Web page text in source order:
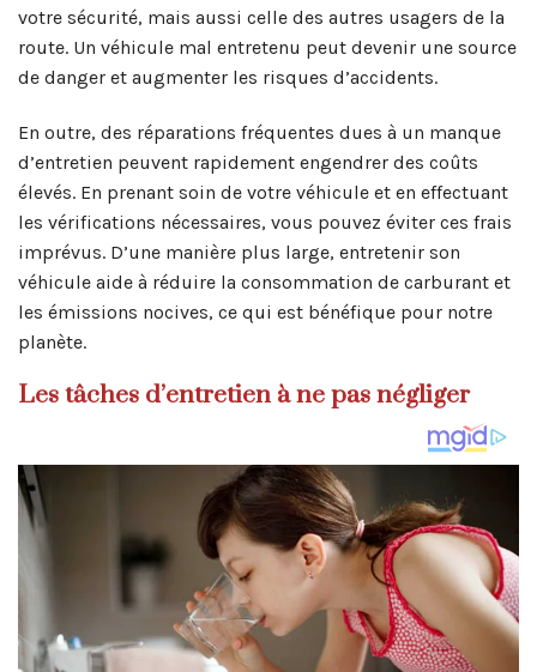
votre sécurité, mais aussi celle des autres usagers de la
route. Un véhicule mal entretenu peut devenir une source
de danger et augmenter les risques d’accidents.
En outre, des réparations fréquentes dues à un manque
d’entretien peuvent rapidement engendrer des coûts
élevés. En prenant soin de votre véhicule et en effectuant
les vérifications nécessaires, vous pouvez éviter ces frais
imprévus. D’une manière plus large, entretenir son
véhicule aide à réduire la consommation de carburant et
les émissions nocives, ce qui est bénéfique pour notre
planète.
Les tâches d’entretien à ne pas négliger